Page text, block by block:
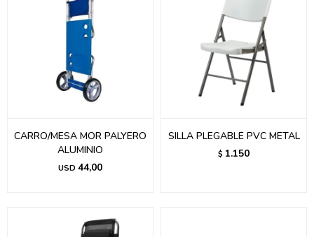
CARRO/MESA MOR PALYERO
ALUMINIO
USD 44,00
SILLA PLEGABLE PVC METAL
$ 1.150